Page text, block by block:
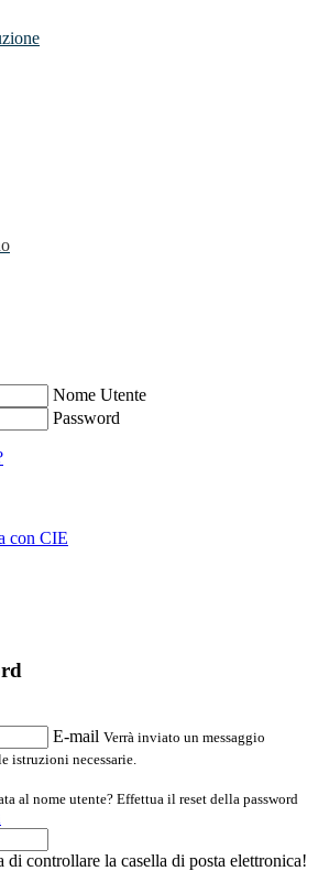
Nome Utente
Password
con CIE
E-mail Verrà inviato un messaggio
istruzioni necessarie.
al nome utente? Effettua il reset della password
di controllare la casella di posta elettronica!